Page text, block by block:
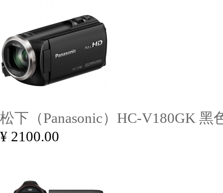
松下（Panasonic）HC-V180GK 黑
¥ 2100.00